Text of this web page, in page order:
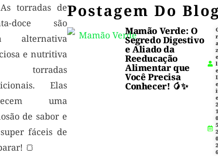
torradas de
doce são
alternativa
e nutritiva
torradas
Elas
uma
de sabor e
fáceis de
🍞
Postagem Do
Mamão Verde: O
Segredo Digestivo
e Aliado da
Reeducação
Alimentar que
Você Precisa
Conhecer! 🥭✨
r
l
2
0
2
0
2
6